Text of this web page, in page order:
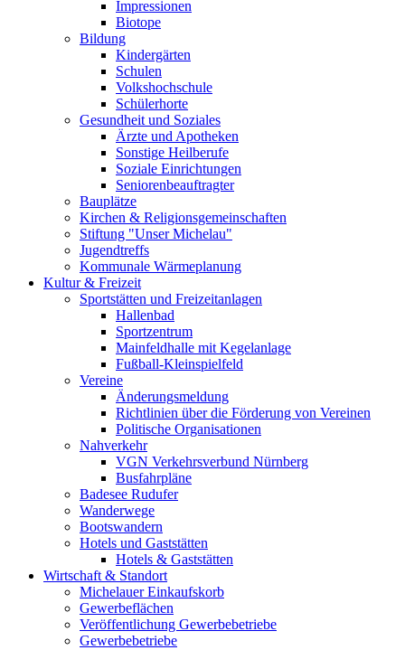
Impressionen
Biotope
Bildung
Kindergärten
Schulen
Volkshochschule
Schülerhorte
Gesundheit und Soziales
Ärzte und Apotheken
Sonstige Heilberufe
Soziale Einrichtungen
Seniorenbeauftragter
Bauplätze
Kirchen & Religionsgemeinschaften
Stiftung "Unser Michelau"
Jugendtreffs
Kommunale Wärmeplanung
Kultur & Freizeit
Sportstätten und Freizeitanlagen
Hallenbad
Sportzentrum
Mainfeldhalle mit Kegelanlage
Fußball-Kleinspielfeld
Vereine
Änderungsmeldung
Richtlinien über die Förderung von Vereinen
Politische Organisationen
Nahverkehr
VGN Verkehrsverbund Nürnberg
Busfahrpläne
Badesee Rudufer
Wanderwege
Bootswandern
Hotels und Gaststätten
Hotels & Gaststätten
Wirtschaft & Standort
Michelauer Einkaufskorb
Gewerbeflächen
Veröffentlichung Gewerbebetriebe
Gewerbebetriebe